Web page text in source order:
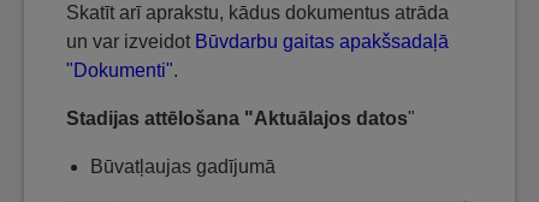
Skatīt arī aprakstu, kādus dokumentus atrāda
un var izveidot Būvdarbu gaitas apakšsadaļā
"Dokumenti".
Stadijas attēlošana "Aktuālajos datos"
Būvatļaujas gadījumā